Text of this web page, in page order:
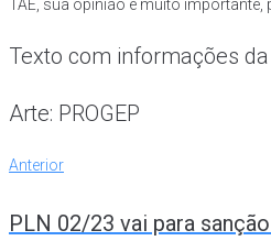
TAE, sua opinião é muito importante,
Texto com informações da
Arte: PROGEP
Navegação
Anterior
Anterior
PLN 02/23 vai para